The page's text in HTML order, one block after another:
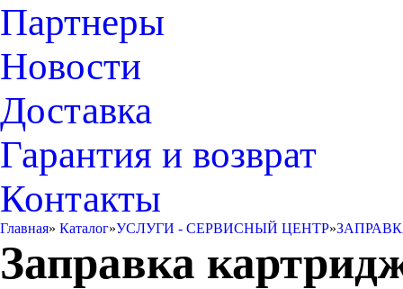
Партнеры
Новости
Доставка
Гарантия и возврат
Контакты
Главная» Каталог»УСЛУГИ - СЕРВИСНЫЙ ЦЕНТР»
Заправка